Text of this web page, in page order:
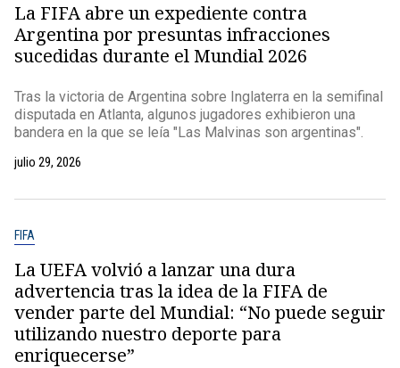
La FIFA abre un expediente contra
Argentina por presuntas infracciones
sucedidas durante el Mundial 2026
Tras la victoria de Argentina sobre Inglaterra en la semifinal
disputada en Atlanta, algunos jugadores exhibieron una
bandera en la que se leía "Las Malvinas son argentinas".
julio 29, 2026
FIFA
La UEFA volvió a lanzar una dura
advertencia tras la idea de la FIFA de
vender parte del Mundial: “No puede seguir
utilizando nuestro deporte para
enriquecerse”